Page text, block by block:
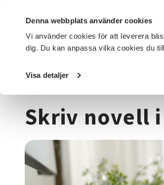
Denna webbplats använder cookies
Vi använder cookies för att leverera
dig. Du kan anpassa vilka cookies du
Visa detaljer
DET HÄR GÖR VI FÖR DIG SOM SÖK
Startsida / Kurser och evenemang
Skriv novell i